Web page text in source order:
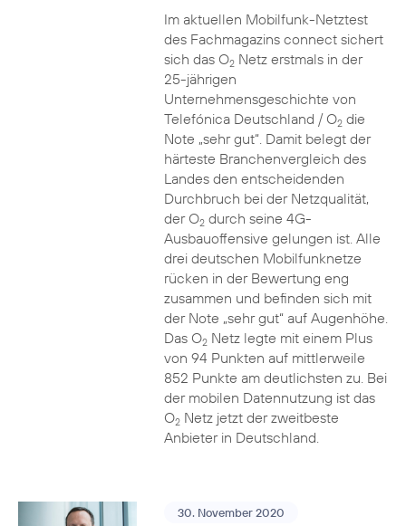
Im aktuellen Mobilfunk-Netztest
des Fachmagazins connect sichert
sich das O2Netz erstmals in der
25-jährigen
Unternehmensgeschichte von
Telefónica Deutschland / O2die
Note „sehr gut“. Damit belegt der
härteste Branchenvergleich des
Landes den entscheidenden
Durchbruch bei der Netzqualität,
der O2durch seine 4G-
Ausbauoffensive gelungen ist. Alle
drei deutschen Mobilfunknetze
rücken in der Bewertung eng
zusammen und befinden sich mit
der Note „sehr gut“ auf Augenhöhe.
Das O2Netz legte mit einem Plus
von 94 Punkten auf mittlerweile
852 Punkte am deutlichsten zu. Bei
der mobilen Datennutzung ist das
O2Netz jetzt der zweitbeste
Anbieter in Deutschland.
30. November 2020